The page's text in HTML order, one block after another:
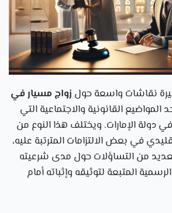
نقاشات واسعة حول زواج مسيار في
المواضيع القانونية والاجتماعية التي
في دولة الإمارات. ويختلف هذا النوع من
في بعض الالتزامات المترتبة عليه،
من التساؤلات حول مدى شرعيته
المتبعة لتوثيقه وإثباته أمام